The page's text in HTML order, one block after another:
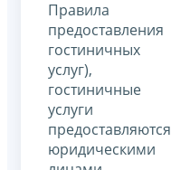
Правила
предоставления
гостиничных
услуг),
гостиничные
услуги
предоставляются
юридическими